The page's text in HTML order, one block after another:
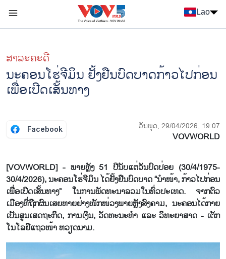
Lao
ສາລະຄະດີ
ນະ​ຄອນ​ໂຮ່​ຈີ​ມິນ ຢັ້ງ​ຢືນ​ບົດ​ບາດ​ກ້າວ​ໄປກ່ອນ
ເພື່ອ​ເປີດ​ເສັ້ນ​ທາງ
Facebook ວັນພຸດ, 29/04/2026, 19:07
VOVWORLD
[VOVWORLD] - ພາຍຫຼັງ 51 ປີ​ນັບ​ແຕ່​ວັນ​ປົດ​ປ່ອຍ (30/4/1975-
30/4/2026), ນະ​ຄອນ​ໂຮ່​ຈີ​ມິນ ໄດ້​ຢັ້ງ​ຢືນ​ບົດ​ບາດ “ນຳ​ໜ້າ, ກ້າວໄປ​ກ່ອນ​
ເພື່ອເປີດ​ເສັ້ນ​ທາງ” ໃນ​ການ​ພັດ​ທະ​ນາ​ລວມ​ໃນ​ທົ່ວ​ປະ​ເທດ. ຈາກ​ຕົວ​
ເມືອງ​ທີ່​ຖືກ​ຜົນ​ເສຍ​ຫາຍ​ຢ່າງ​ໜັກ​ໜ່ວງ​ພາຍ​ຫຼັງ​ສົງ​ຄາມ, ນະ​ຄອນ​ໄດ້​ກາຍ​
ເປັນ​ສູນ​ເສດ​ຖະ​ກິດ, ການ​ເງິນ, ວັ​ດ​ທ​ະ​ນະ​ທຳ ແລະ ວິ​ທະ​ຍາ​ສາດ - ເຕັກ​
ໂນ​ໂລ​ຢີ​ແຖວ​ໜ້າ ຫວຽດ​ນາມ.